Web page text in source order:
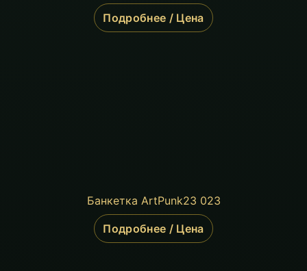
Подробнее / Цена
Банкетка ArtPunk23 023
Подробнее / Цена